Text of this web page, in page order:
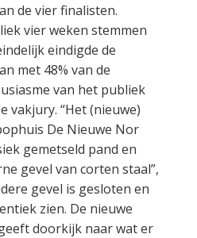
de vier finalisten.
vier weken stemmen
eindigde de
met 48% van de
van het publiek
vakjury. “Het (nieuwe)
De Nieuwe Nor
gemetseld pand en
gevel van corten staal”,
gevel is gesloten en
zien. De nieuwe
doorkijk naar wat er